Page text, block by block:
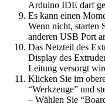
Arduino IDE darf
Es kann einen
Wenn nicht, starten
anderen USB Port
Das Netzteil des
Display des
Leitung versorgt
Klicken Sie im
“Werkzeuge” und
– Wählen Sie